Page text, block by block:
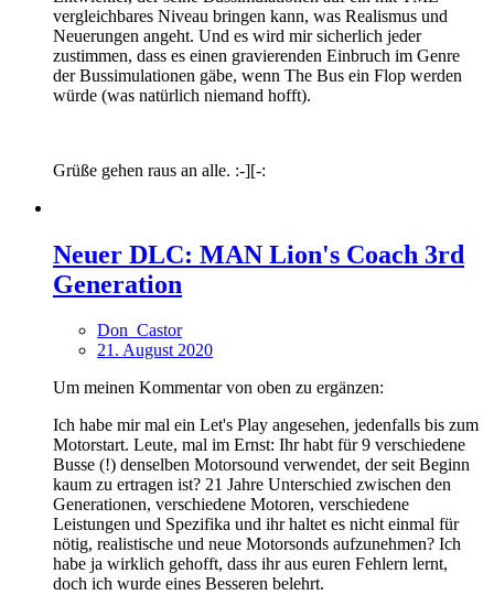
vergleichbares Niveau bringen kann, was Realismus und
Neuerungen angeht. Und es wird mir sicherlich jeder
zustimmen, dass es einen gravierenden Einbruch im Genre
der Bussimulationen gäbe, wenn The Bus ein Flop werden
würde (was natürlich niemand hofft).
Grüße gehen raus an alle. :-][-:
Neuer DLC: MAN Lion's Coach 3rd
Generation
Don_Castor
21. August 2020
Um meinen Kommentar von oben zu ergänzen:
Ich habe mir mal ein Let's Play angesehen, jedenfalls bis zum
Motorstart. Leute, mal im Ernst: Ihr habt für 9 verschiedene
Busse (!) denselben Motorsound verwendet, der seit Beginn
kaum zu ertragen ist? 21 Jahre Unterschied zwischen den
Generationen, verschiedene Motoren, verschiedene
Leistungen und Spezifika und ihr haltet es nicht einmal für
nötig, realistische und neue Motorsonds aufzunehmen? Ich
habe ja wirklich gehofft, dass ihr aus euren Fehlern lernt,
doch ich wurde eines Besseren belehrt.